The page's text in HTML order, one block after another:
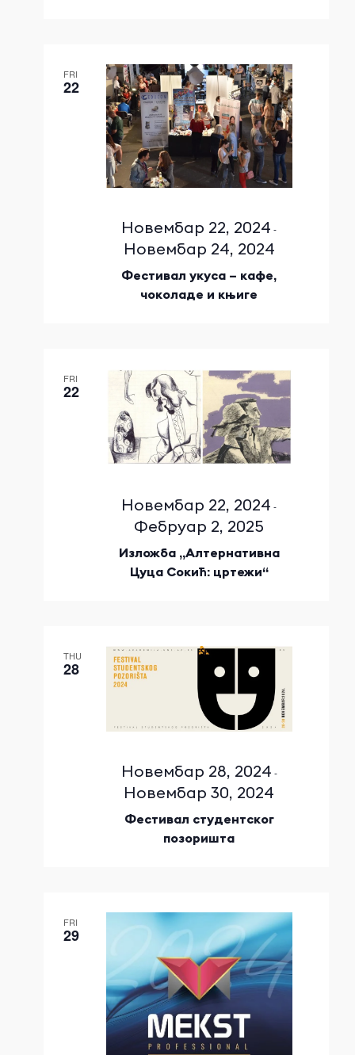
FRI
22
Фестивал укуса – кафе,
чоколаде и књиге
Новембар 22, 2024 -
Новембар 24, 2024
FRI
22
Изложба „Алтернативна
Цуца Сокић: цртежи“
Новембар 22, 2024 -
Фебруар 2, 2025
THU
28
Фестивал студентског
позоришта
Новембар 28, 2024 -
Новембар 30, 2024
FRI
29